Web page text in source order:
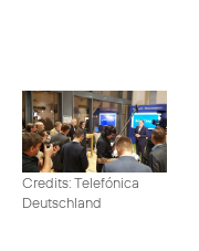
Credits: Telefónica
Deutschland